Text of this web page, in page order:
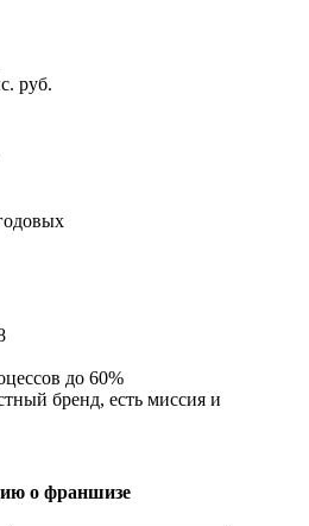
руб.
до 60%
бренд, есть миссия и
о франшизе